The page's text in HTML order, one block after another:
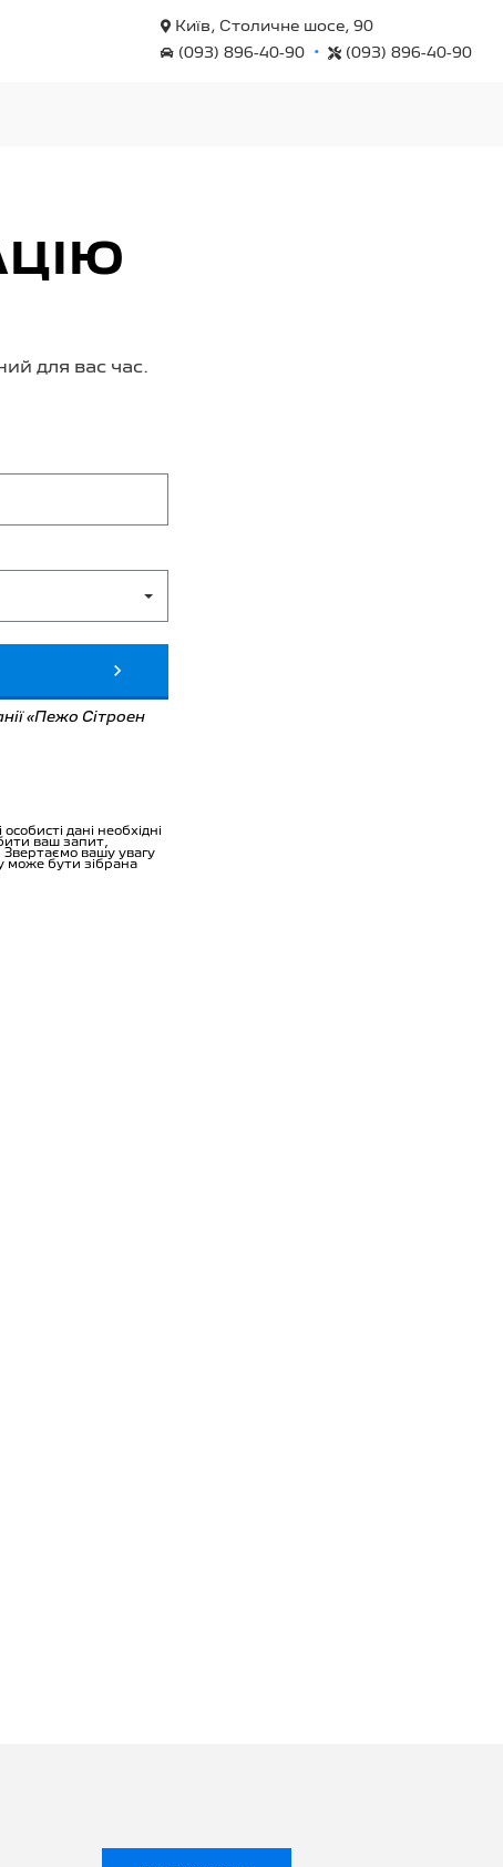
Київ, Столичне шосе, 90
(093) 896-40-90
• (093) 896-40-90
для вас час.